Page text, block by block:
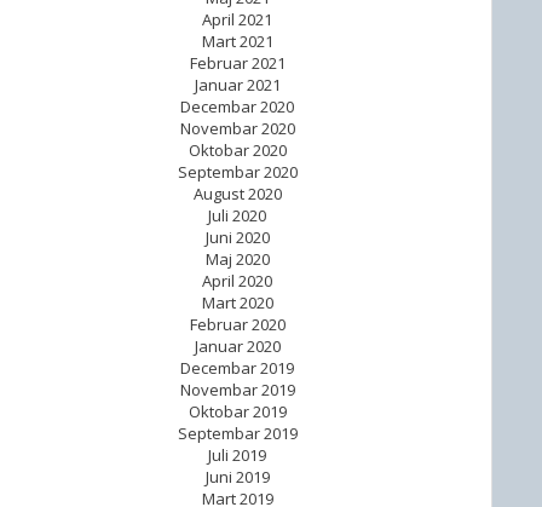
April 2021
Mart 2021
Februar 2021
Januar 2021
Decembar 2020
Novembar 2020
Oktobar 2020
Septembar 2020
August 2020
Juli 2020
Juni 2020
Maj 2020
April 2020
Mart 2020
Februar 2020
Januar 2020
Decembar 2019
Novembar 2019
Oktobar 2019
Septembar 2019
Juli 2019
Juni 2019
Mart 2019